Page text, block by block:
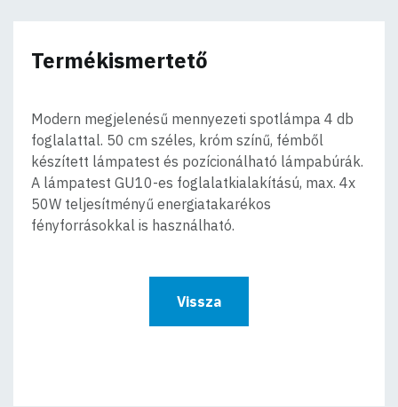
Termékismertető
Modern megjelenésű mennyezeti spotlámpa 4 db
foglalattal. 50 cm széles, króm színű, fémből
készített lámpatest és pozícionálható lámpabúrák.
A lámpatest GU10-es foglalatkialakítású, max. 4x
50W teljesítményű energiatakarékos
fényforrásokkal is használható.
Vissza